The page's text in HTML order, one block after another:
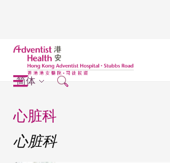
简体
心脏科
心脏科